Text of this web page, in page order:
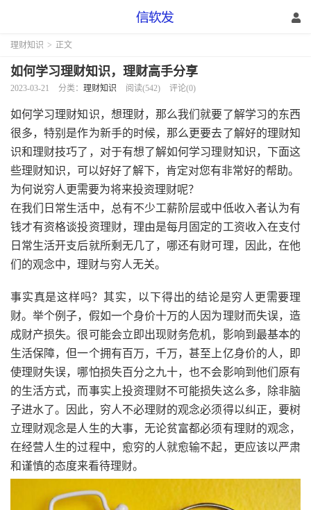
理财知识 > 正文
如何学习理财知识，理财高手分享
2023-03-21 分类： 理财知识 阅读(542) 评论(0)
如何学习理财知识，想理财，那么我们就要了解学习的东西
很多，特别是作为新手的时候，那么更要去了解好的理财知
识和理财技巧了，对于有想了解如何学习理财知识，下面这
些理财知识，可以好好了解下，肯定对您有非常好的帮助。
为何说穷人更需要为将来投资理财呢？
在我们日常生活中，总有不少工薪阶层或中低收入者认为有
钱才有资格谈投资理财，理由是每月固定的工资收入在支付
日常生活开支后就所剩无几了，哪还有财可理，因此，在他
们的观念中，理财与穷人无关。
事实真是这样吗？其实，以下得出的结论是穷人更需要理
财。举个例子，假如一个身价十万的人因为理财而失误，造
成财产损失。很可能会立即出现财务危机，影响到最基本的
生活保障，但一个拥有百万，千万，甚至上亿身价的人，即
使理财失误，哪怕损失百分之九十，也不会影响到他们原有
的生活方式，而事实上投资理财不可能损失这么多，除非脑
子进水了。因此，穷人不必理财的观念必须得以纠正，要树
立理财观念是人生的大事，无论贫富都必须有理财的观念，
在经营人生的过程中，愈穷的人就愈输不起，更应该以严肃
和谨慎的态度来看待理财。